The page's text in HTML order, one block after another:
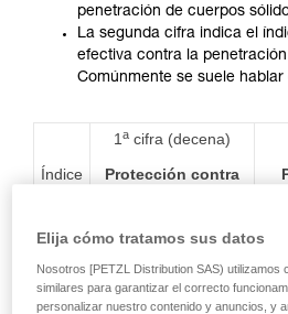
penetración de cuerpos
La segunda cifra indica el
efectiva contra la
Comúnmente se suele
Índice
1a cifra (decena)
Protección contra
Elija cómo tratamos sus datos
Nosotros [PETZL Distribution SAS) utilizamos
similares para garantizar el correcto
personalizar nuestro contenido y anuncios, y